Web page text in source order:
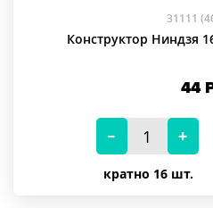
31111
Конструктор Ниндзя
44
кратно 16 шт.